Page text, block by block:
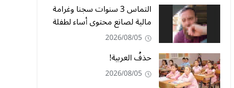
التماس 3 سنوات سجنا وغرامة
مالية لصانع محتوى أساء لطفلة
2026/08/05
حذفُ العربية!
2026/08/05